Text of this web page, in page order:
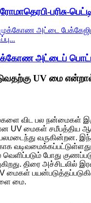
பரிசு-
அட்டைப்
UV மை
விட பல நன்மைகள்
UV மைகள் சமீபத்திய
வருகின்றன.
வடிவமைக்கப்பட்டுள்ளது
வெளிப்படும் போது
திரை அச்சிடலில்
மை.